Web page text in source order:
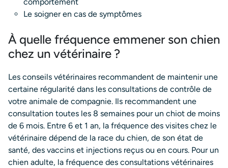
comportement
Le soigner en cas de symptômes
À quelle fréquence emmener son chien
chez un vétérinaire ?
Les conseils vétérinaires recommandent de maintenir une
certaine régularité dans les consultations de contrôle de
votre animale de compagnie. Ils recommandent une
consultation toutes les 8 semaines pour un chiot de moins
de 6 mois. Entre 6 et 1 an, la fréquence des visites chez le
vétérinaire dépend de la race du chien, de son état de
santé, des vaccins et injections reçus ou en cours. Pour un
chien adulte, la fréquence des consultations vétérinaires